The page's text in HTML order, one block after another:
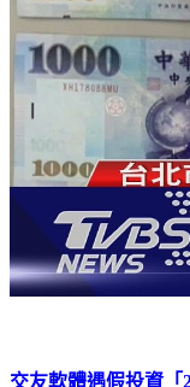
交友軟體遇假投資